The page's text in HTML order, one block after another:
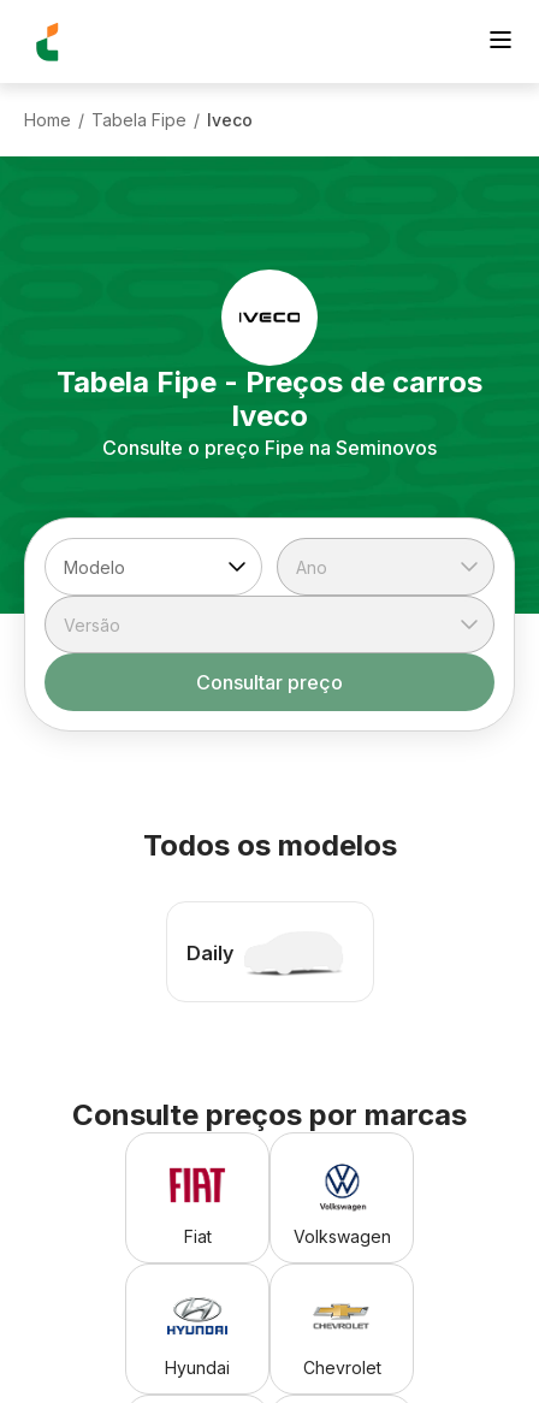
Home / Tabela Fipe / Iveco
Tabela Fipe - Preços de carros
Iveco
Consulte o preço Fipe na Seminovos
Consultar preço
Todos os modelos
Daily
Consulte preços por marcas
Fiat Volkswagen
Hyundai Chevrolet